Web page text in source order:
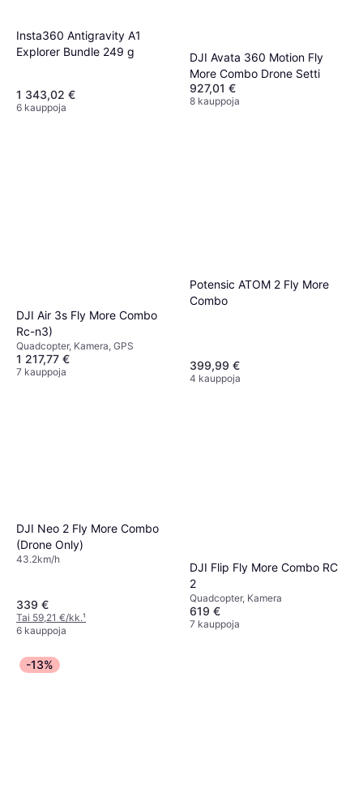
Insta360 Antigravity A1
Explorer Bundle 249 g
1 343,02 €
6 kauppoja
DJI Avata 360 Motion Fly
More Combo Drone Setti
927,01 €
8 kauppoja
DJI Air 3s Fly More Combo
Rc-n3)
Quadcopter, Kamera, GPS
1 217,77 €
7 kauppoja
Potensic ATOM 2 Fly More
Combo
399,99 €
4 kauppoja
DJI Neo 2 Fly More Combo
(Drone Only)
43.2km/h
339 €
Tai 59,21 €/kk.¹
6 kauppoja
DJI Flip Fly More Combo RC
2
Quadcopter, Kamera
619 €
7 kauppoja
-13%